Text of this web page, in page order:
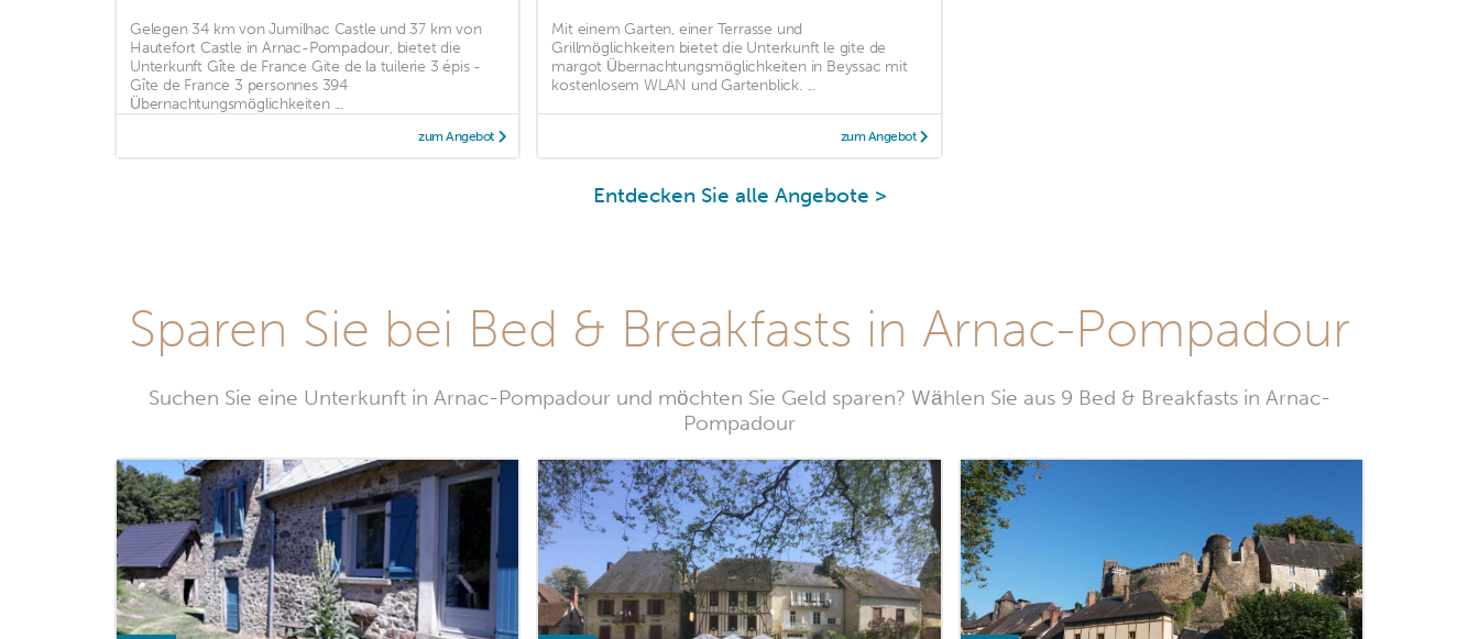
Gelegen 34 km von Jumilhac Castle und 37 km von
Hautefort Castle in Arnac-Pompadour, bietet die
Unterkunft Gîte de France Gite de la tuilerie 3 épis -
Gîte de France 3 personnes 394
Übernachtungsmöglichkeiten ...
zum Angebot
Mit einem Garten, einer Terrasse und
Grillmöglichkeiten bietet die Unterkunft le gite de
margot Übernachtungsmöglichkeiten in Beyssac mit
kostenlosem WLAN und Gartenblick. ...
zum Angebot
Entdecken Sie alle Angebote >
Sparen Sie bei Bed & Breakfasts in Arnac-Pompadour
Suchen Sie eine Unterkunft in Arnac-Pompadour und möchten Sie Geld sparen? Wählen Sie aus 9 Bed & Breakfasts in Arnac-
Pompadour